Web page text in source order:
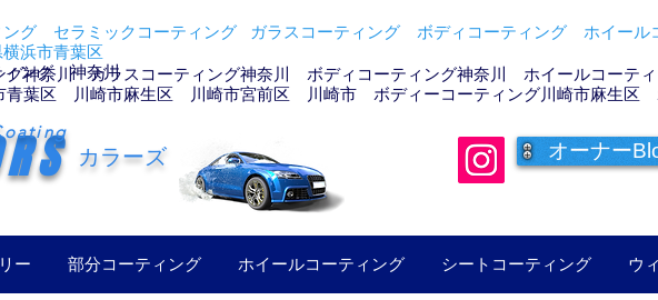
ング セラミックコーティング ガラスコーティング ボディコーティング ホイー
浜市青葉区
ィング 神奈川
グ神奈川 ガラスコーティング神奈川 ボディコーティング神奈川 ホイールコーテ
青葉区 川崎市麻生区 川崎市宮前区 川崎市 ボディーコーティング川崎市麻生区
カラーズ オーナー
ー 部分コーティング ホイールコーティング シートコーティング ウ